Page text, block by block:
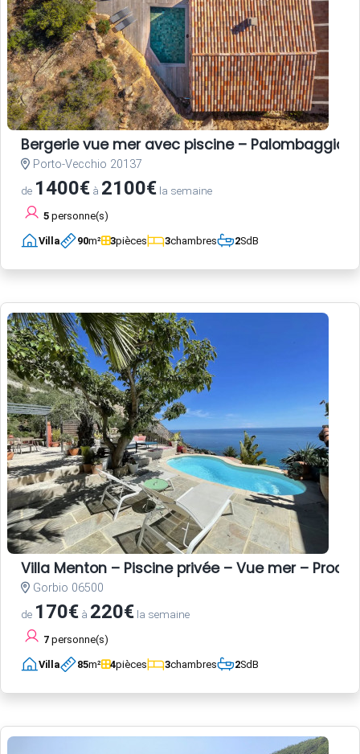
Bergerie vue mer avec piscine – Palombaggia,
Porto-Vecchio 20137
de 1400€ à 2100€ la semaine
5 personne(s)
Villa 90m² 3pièces 3chambres 2SdB
Villa Menton – Piscine privée – Vue mer –
Gorbio 06500
de 170€ à 220€ la semaine
7 personne(s)
Villa 85m² 4pièces 3chambres 2SdB